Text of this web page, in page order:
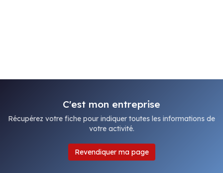
C'est mon entreprise
Récupérez votre fiche pour indiquer toutes les informations de
votre activité.
Revendiquer ma page